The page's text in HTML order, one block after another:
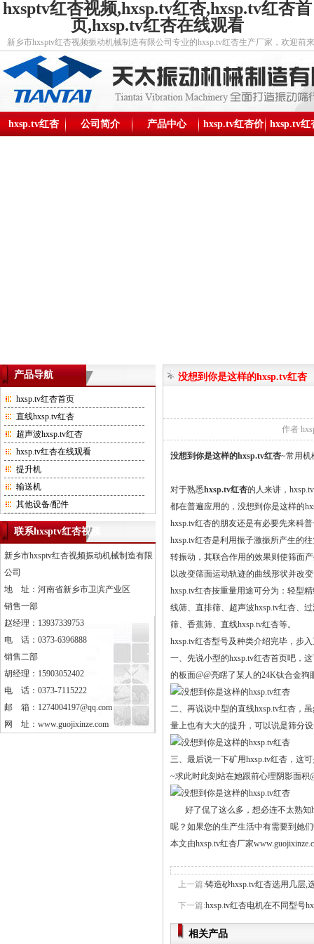
hxsptv红杏视频,hxsp.tv红杏,hxsp.tv红杏首
页,hxsp.tv红杏在线观看
新乡市hxsptv红杏视频振动机械制造有限公司专业的hxsp.tv红杏生产厂家，欢迎前
hxsp.tv红杏 公司简介 产品中心 hxsp.tv红杏价 hxsp.tv红
产品导航
hxsp.tv红杏首页
直线hxsp.tv红杏
超声波hxsp.tv红杏
hxsp.tv红杏在线观看
提升机
输送机
其他设备/配件
联系hxsptv红杏视频
新乡市hxsptv红杏视频振动机械制造有限
公司
地 址：河南省新乡市卫滨产业区
销售一部
赵经理：13937339753
电 话：0373-6396888
销售二部
胡经理：15903052402
电 话：0373-7115222
邮 箱：1274004197@qq.com
网 址： www.guojixinze.com
没想到你是这样的hxsp.tv红杏
作者
没想到你是这样的hxsp.tv红杏~常用机
对于熟悉hxsp.tv红杏的人来讲，
都在普遍应用的，没想到你是这样的
hxsp.tv红杏的朋友还是有必要先来科
hxsp.tv红杏是利用振子激振所产生的往
转振动，其联合作用的效果则使筛面产
以改变筛面运动轨迹的曲线形状并改变
hxsp.tv红杏按重量用途可分为：轻型精
线筛、直排筛、超声波hxsp.tv红杏
筛、香蕉筛、直线hxsp.tv红杏等。
hxsp.tv红杏型号及种类介绍完毕，步入
一、先说小型的hxsp.tv红杏首页吧，
的板面@@亮瞎了某人的24K钛合金狗眼
二、再说说中型的直线hxsp.tv红杏
量上也有大大的提升，可以说是筛分
三、最后说一下矿用hxsp.tv红杏，这
~求此时此刻站在她跟前心理阴影面积
好了侃了这么多，想必连不太熟知
呢？如果您的生产生活中有需要到她们
本文由hxsp.tv红杏厂家
上一篇:铸造砂hxsp.tv红杏选用几层,
下一篇:hxsp.tv红杏电机在不同型号
相关产品